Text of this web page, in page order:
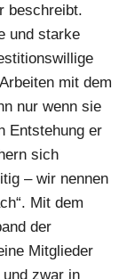
beschreibt.
und starke
mit dem
nur wenn sie
Entstehung er
sich
– wir nennen
Mit dem
der
Mitglieder
zwar in